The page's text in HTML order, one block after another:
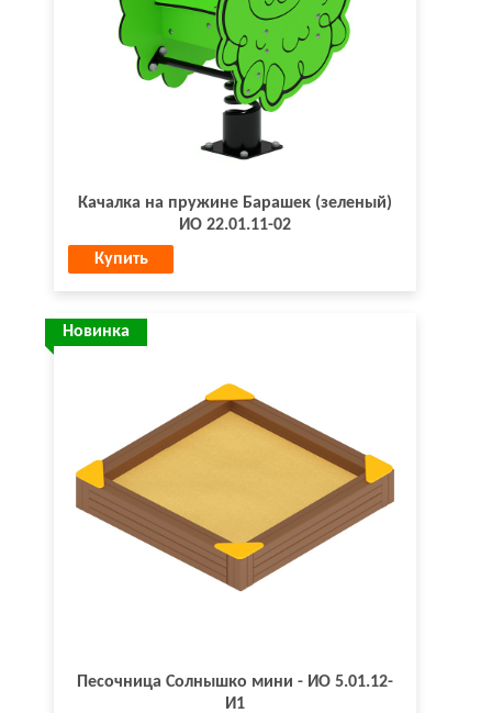
Качалка на пружине Барашек (зеленый)
ИО 22.01.11-02
Купить
Новинка
Песочница Солнышко мини - ИО 5.01.12-
И1